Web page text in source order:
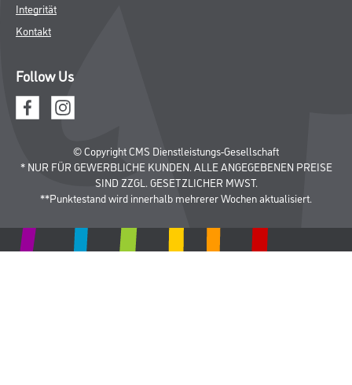
Integrität
Kontakt
Follow Us
© Copyright CMS Dienstleistungs-Gesellschaft
* NUR FÜR GEWERBLICHE KUNDEN. ALLE ANGEGEBENEN PREISE
SIND ZZGL. GESETZLICHER MWST.
**Punktestand wird innerhalb mehrerer Wochen aktualisiert.